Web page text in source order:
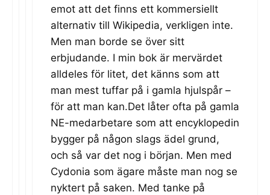
emot att det finns ett kommersiellt
alternativ till Wikipedia, verkligen inte.
Men man borde se över sitt
erbjudande. I min bok är mervärdet
alldeles för litet, det känns som att
man mest tuffar på i gamla hjulspår –
för att man kan.Det låter ofta på gamla
NE-medarbetare som att encyklopedin
bygger på någon slags ädel grund,
och så var det nog i början. Men med
Cydonia som ägare måste man nog se
nyktert på saken. Med tanke på